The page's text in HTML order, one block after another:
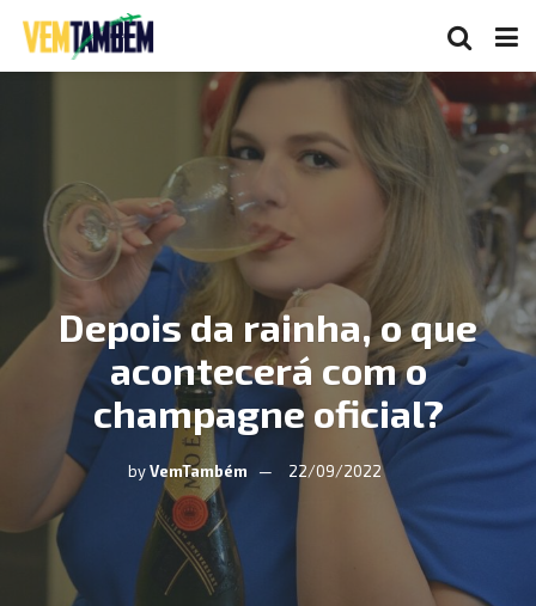
Depois da rainha, o que
acontecerá com o
champagne oficial?
byVemTambém 22/09/2022